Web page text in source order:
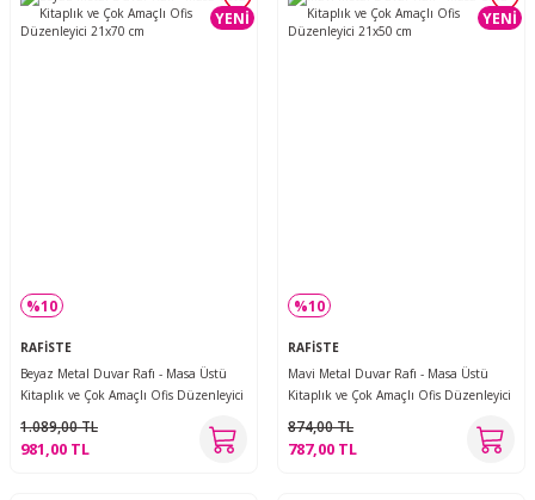
YENİ
%10
RAFİSTE
Beyaz Metal Duvar Rafı - Masa Üstü
Kitaplık ve Çok Amaçlı Ofis Düzenleyici
1.089,00 TL
981,00 TL
YENİ
%10
RAFİSTE
Mavi Metal Duvar Rafı - Masa Üstü
Kitaplık ve Çok Amaçlı Ofis Düzenleyici
874,00 TL
787,00 TL